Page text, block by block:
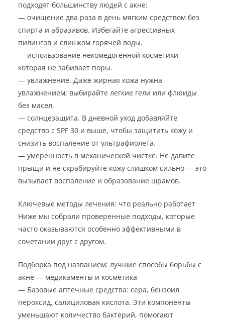
подходят большинству людей с акне:
— очищение два раза в день мягким средством без
спирта и абразивов. Избегайте агрессивных
пилингов и слишком горячей воды.
— использование некомедогенной косметики,
которая не забивает поры.
— увлажнение. Даже жирная кожа нужна
увлажнением; выбирайте легкие гели или флюиды
без масел.
— солнцезащита. В дневной уход добавляйте
средство с SPF 30 и выше, чтобы защитить кожу и
снизить воспаление от ультрафиолета.
— умеренность в механической чистке. Не давите
прыщи и не скрабируйте кожу слишком сильно — это
вызывает воспаление и образование шрамов.
Ключевые методы лечения: что реально работает
Ниже мы собрали проверенные подходы, которые
часто оказываются особенно эффективными в
сочетании друг с другом.
Подборка под названием: лучшие способы борьбы с
акне — медикаменты и косметика
— Базовые аптечные средства: сера, бензоил
пероксид, салициловая кислота. Эти компоненты
уменьшают количество бактерий, помогают